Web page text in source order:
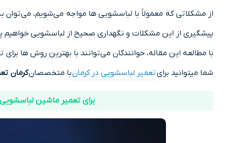
از مشکلاتی که معمولاً با لباسشویی ها مواجه می‌شویم،
پیشگیری از این مشکلات و نگهداری صحیح از لباسشویی خواهیم
با مطالعه این مقاله، خوانندگان می‌توانند با بهترین روش ها
شما میتوانید برایتعمیر لباسشویی در کرمانبا متخصصانکرمان
برای تعمیر ماشین لباسشویی زیرووات کرمان با شماره